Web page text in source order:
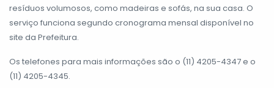
resíduos volumosos, como madeiras e sofás, na sua casa. O
serviço funciona segundo cronograma mensal disponível no
site da Prefeitura.
Os telefones para mais informações são o (11) 4205-4347 e o
(11) 4205-4345.